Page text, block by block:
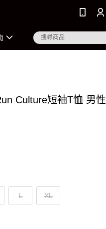
Culture短袖T恤 男性
L XL